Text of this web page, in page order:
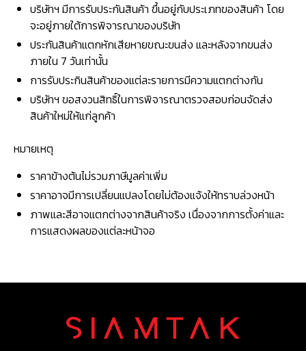
บริษัทฯ มีการรับประกันสินค้า ขึ้นอยู่กับประเภทของสินค้า โดย
จะอยู่ภายใต้การพิจารณาของบริษัท
ประกันสินค้าแตกหักเสียหายขณะขนส่ง และหลังจากขนส่ง
ภายใน 7 วันเท่านั้น
การรับประกินสินค้าของแต่ละรายการมีความแตกต่างกัน
บริษัทฯ ขอสงวนสิทธิ์ในการพิจารณาตรวจสอบก่อนจัดส่ง
สินค้าใหม่ให้แก่ลูกค้า
หมายเหตุ
ราคาข้างต้นไม่รวมภาษีมูลค่าเพิ่ม
ราคาอาจมีการเปลี่ยนแปลงโดยไม่ต้องแจ้งให้ทราบล่วงหน้า
ภาพและสีอาจแตกต่างจากสินค้าจริง เนื่องจากการตั้งค่าและ
การแสดงผลของแต่ละหน้าจอ